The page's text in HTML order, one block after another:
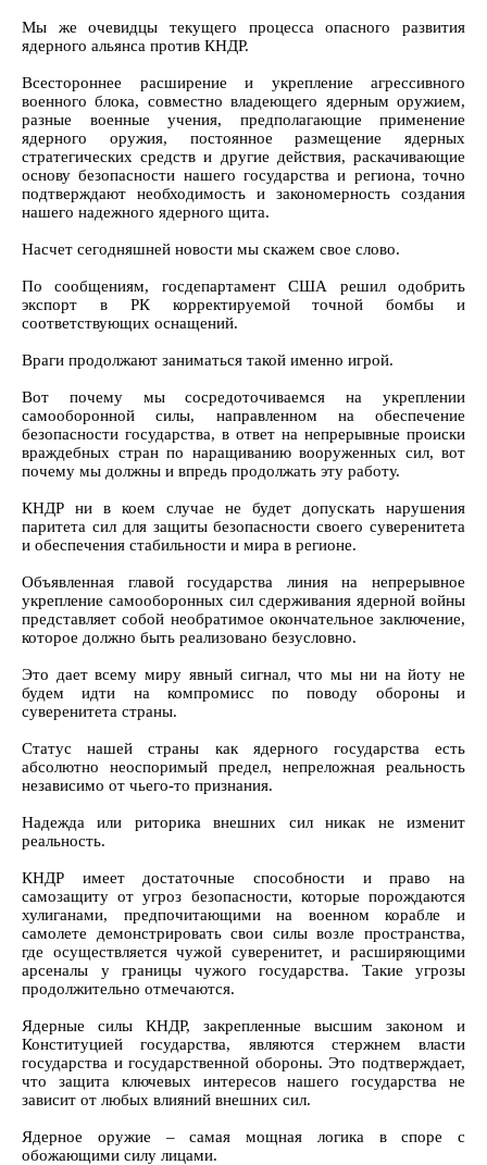
Мы же очевидцы текущего процесса опасного развития
ядерного альянса против КНДР.
Всестороннее расширение и укрепление агрессивного
военного блока, совместно владеющего ядерным оружием,
разные военные учения, предполагающие применение
ядерного оружия, постоянное размещение ядерных
стратегических средств и другие действия, раскачивающие
основу безопасности нашего государства и региона, точно
подтверждают необходимость и закономерность создания
нашего надежного ядерного щита.
Насчет сегодняшней новости мы скажем свое слово.
По сообщениям, госдепартамент США решил одобрить
экспорт в РК корректируемой точной бомбы и
соответствующих оснащений.
Враги продолжают заниматься такой именно игрой.
Вот почему мы сосредоточиваемся на укреплении
самооборонной силы, направленном на обеспечение
безопасности государства, в ответ на непрерывные происки
враждебных стран по наращиванию вооруженных сил, вот
почему мы должны и впредь продолжать эту работу.
КНДР ни в коем случае не будет допускать нарушения
паритета сил для защиты безопасности своего суверенитета
и обеспечения стабильности и мира в регионе.
Объявленная главой государства линия на непрерывное
укрепление самооборонных сил сдерживания ядерной войны
представляет собой необратимое окончательное заключение,
которое должно быть реализовано безусловно.
Это дает всему миру явный сигнал, что мы ни на йоту не
будем идти на компромисс по поводу обороны и
суверенитета страны.
Статус нашей страны как ядерного государства есть
абсолютно неоспоримый предел, непреложная реальность
независимо от чьего-то признания.
Надежда или риторика внешних сил никак не изменит
реальность.
КНДР имеет достаточные способности и право на
самозащиту от угроз безопасности, которые порождаются
хулиганами, предпочитающими на военном корабле и
самолете демонстрировать свои силы возле пространства,
где осуществляется чужой суверенитет, и расширяющими
арсеналы у границы чужого государства. Такие угрозы
продолжительно отмечаются.
Ядерные силы КНДР, закрепленные высшим законом и
Конституцией государства, являются стержнем власти
государства и государственной обороны. Это подтверждает,
что защита ключевых интересов нашего государства не
зависит от любых влияний внешних сил.
Ядерное оружие – самая мощная логика в споре с
обожающими силу лицами.